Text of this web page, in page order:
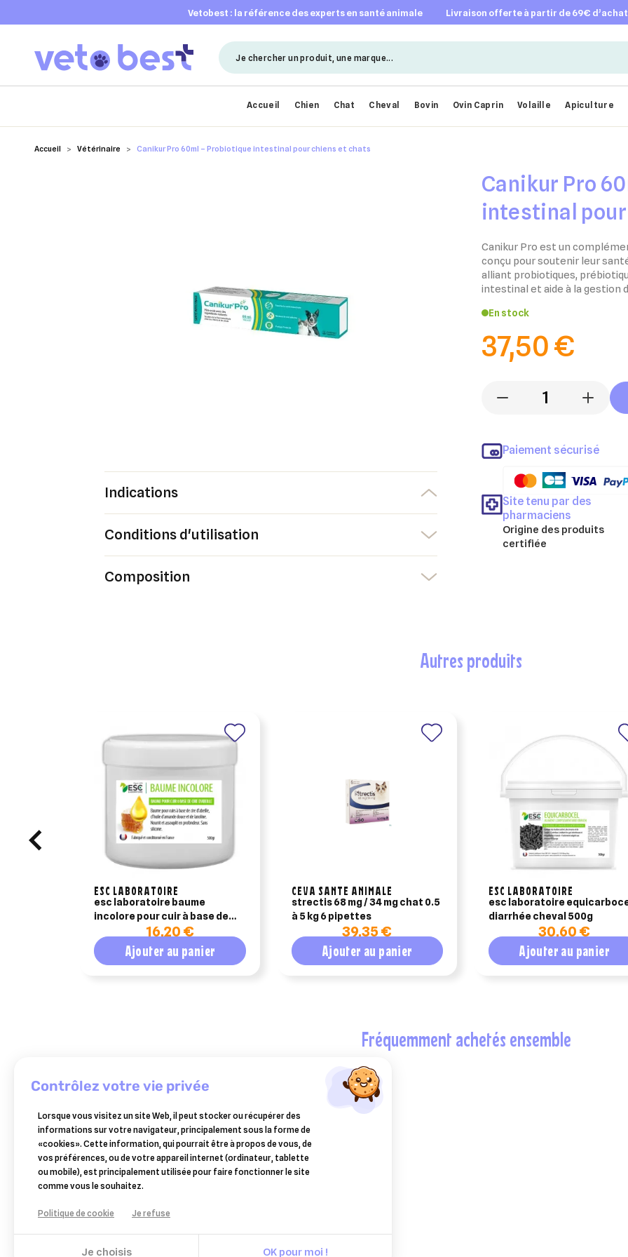
vetobest : la référence des experts en santé animale livraison offerte à partir de 69€
Accueil Chien Chat Cheval Bovin Ovin Caprin Volaille Apiculture
Accueil Vétérinaire Canikur Pro 60ml – Probiotique intestinal pour chiens et chats
Canikur Pro
intestinal
Canikur Pro est un
conçu pour soutenir leur
alliant probiotiques,
intestinal et aide à la gestion
En stock
37,50 €
- +
Paiement sécurisé
Site tenu par des
pharmaciens
Origine des produits
certifiée
Indications
Conditions d'utilisation
Composition
autres produits
ESC LABORATOIRE
esc laboratoire baume
incolore pour cuir à base de
cire d'abeille 500g
16,20 €
Ajouter au panier
CEVA SANTE ANIMALE
strectis 68 mg / 34 mg chat 0.5
à 5 kg 6 pipettes
39,35 €
Ajouter au panier
ESC LABORATOIRE
esc laboratoire
diarrhée cheval 500g
30,60 €
Ajouter au panier
fréquemment achetés ensemble
COOPHAVET
sedochol
gold
5
l
79,90 €
Ajouter au panier
esc
laboratoire
gastro
protect
–
sensible
80,50 €
Ajouter au panier
Créer une liste d'envies
Vous devez être connecté pour ajouter des produits à votre liste d'envies.
contrôlez votre vie privée
Lorsque vous visitez un site Web, il peut stocker ou récupérer des
informations sur votre navigateur, principalement sous la forme de
«cookies». Cette information, qui pourrait être à propos de vous, de
vos préférences, ou de votre appareil internet (ordinateur, tablette
ou mobile), est principalement utilisée pour faire fonctionner le site
comme vous le souhaitez.
Politique de cookie Je refuse
Je choisis OK pour moi !